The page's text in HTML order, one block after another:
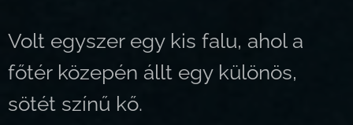
Volt egyszer egy kis falu, ahol a
főtér közepén állt egy különös,
sötét színű kő.